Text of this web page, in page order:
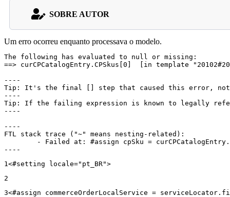
SOBRE AUTOR
Um erro ocorreu enquanto processava o modelo.
The following has evaluated to null or missing:
==> curCPCatalogEntry.CPSkus[0]  [in template
----
Tip: It's the final [] step that caused this error,
----
Tip: If the failing expression is known to legally refer
----
----
FTL stack trace ("~" means nesting-related):
----
1 <#setting locale="pt_BR">
2
3<#assign commerceOrderLocalService =